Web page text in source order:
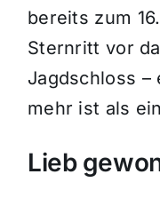
bereits zum
Sternritt vor
Jagdschloss –
mehr ist als
Lieb